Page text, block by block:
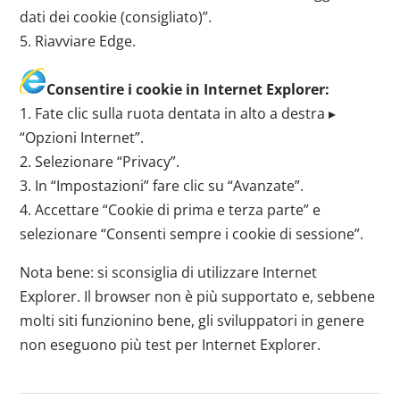
dati dei cookie (consigliato)”.
5. Riavviare Edge.
Consentire i cookie in Internet Explorer:
1. Fate clic sulla ruota dentata in alto a destra ▸
“Opzioni Internet”.
2. Selezionare “Privacy”.
3. In “Impostazioni” fare clic su “Avanzate”.
4. Accettare “Cookie di prima e terza parte” e
selezionare “Consenti sempre i cookie di sessione”.
Nota bene: si sconsiglia di utilizzare Internet
Explorer. Il browser non è più supportato e, sebbene
molti siti funzionino bene, gli sviluppatori in genere
non eseguono più test per Internet Explorer.